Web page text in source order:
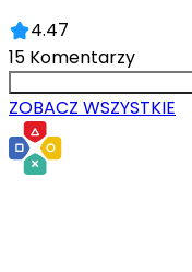
4.47
15 Komentarzy
ZOBACZ WSZYSTKIE